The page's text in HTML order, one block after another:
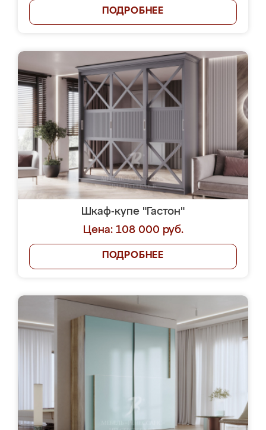
ПОДРОБНЕЕ
Шкаф-купе "Гастон"
Цена: 108 000 руб.
ПОДРОБНЕЕ